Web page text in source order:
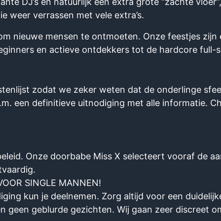
weer verrassen met vele extra’s.
nieuwe mensen te ontmoeten. Onze feestjes zijn
en actieve ontdekkers tot de hardcore full-
zodat we zeker weten dat de onderlinge
een definitieve uitnodiging met alle informatie.
Onze doorbabe Miss X selecteert vooraf de
SINGLE MANNEN!
kun je deelnemen. Zorg altijd voor een
geen geblurde gezichten. Wij gaan zeer discreet